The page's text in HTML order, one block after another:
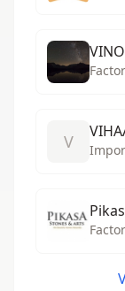
V